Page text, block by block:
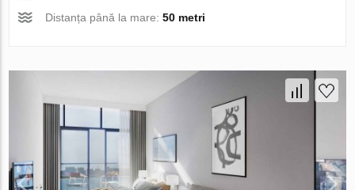
Distanța până la mare:50 metri